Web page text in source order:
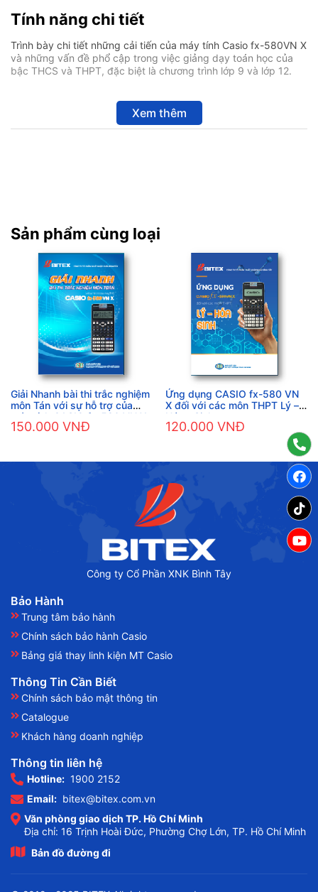
Tính năng chi tiết
Trình bày chi tiết những cải tiến của máy tính Casio fx-580VN X
và những vấn đề phổ cập trong việc giảng dạy toán học của
bậc THCS và THPT, đặc biệt là chương trình lớp 9 và lớp 12.
Xem thêm
Sản phẩm cùng loại
Giải Nhanh bài thi trắc nghiệm
môn Tán với sự hỗ trợ của
máy tính CASIO fx-580 VN X
150.000 VNĐ
Ứng dụng CASIO fx-580 VN
X đối với các môn THPT Lý –
Hóa - Sinh
120.000 VNĐ
Công ty Cổ Phần XNK Bình Tây
Bảo Hành
Trung tâm bảo hành
Chính sách bảo hành Casio
Bảng giá thay linh kiện MT Casio
Thông Tin Cần Biết
Chính sách bảo mật thông tin
Catalogue
Khách hàng doanh nghiệp
Thông tin liên hệ
Hotline: 1900 2152
Email: bitex@bitex.com.vn
Văn phòng giao dịch TP. Hồ Chí Minh
Địa chỉ: 16 Trịnh Hoài Đức, Phường Chợ Lớn, TP. Hồ Chí Minh
Bản đồ đường đi